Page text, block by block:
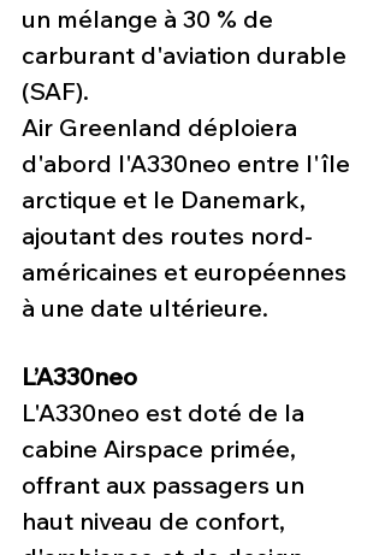
un mélange à 30 % de
carburant d'aviation durable
(SAF).
Air Greenland déploiera
d'abord l'A330neo entre l'île
arctique et le Danemark,
ajoutant des routes nord-
américaines et européennes
à une date ultérieure.
L’A330neo
L'A330neo est doté de la
cabine Airspace primée,
offrant aux passagers un
haut niveau de confort,